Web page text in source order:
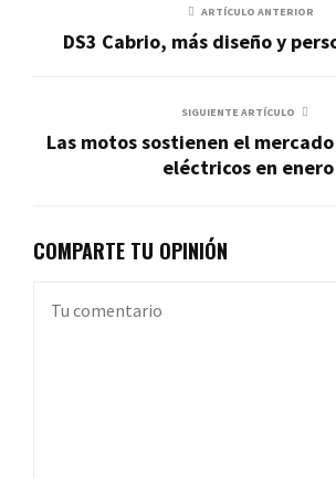
ARTÍCULO ANTERIOR
DS3 Cabrio, más diseño y
SIGUIENTE ARTÍCULO
Las motos sostienen el
eléctricos en enero
COMPARTE TU OPINIÓN